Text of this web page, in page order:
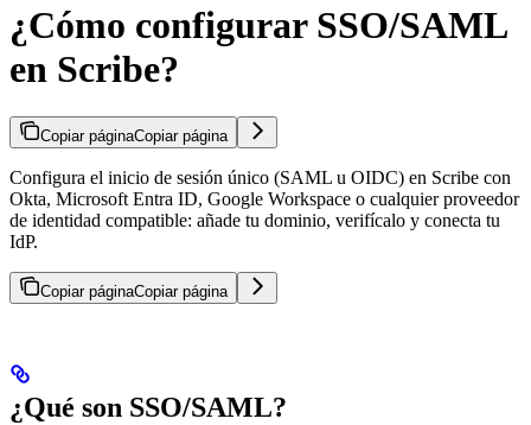
¿Cómo configurar SSO/SAML
en Scribe?
Copiar páginaCopiar página
Configura el inicio de sesión único (SAML u OIDC) en Scribe con
Okta, Microsoft Entra ID, Google Workspace o cualquier proveedor
de identidad compatible: añade tu dominio, verifícalo y conecta tu
IdP.
Copiar páginaCopiar página
¿Qué son SSO/SAML?